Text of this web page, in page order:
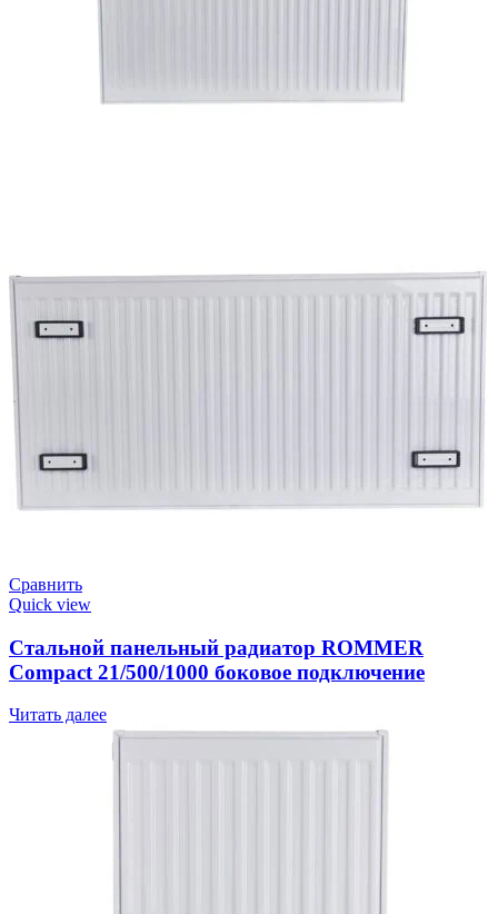
Сравнить
Quick view
Стальной панельный радиатор ROMMER
Compact 21/500/1000 боковое подключение
Читать далее